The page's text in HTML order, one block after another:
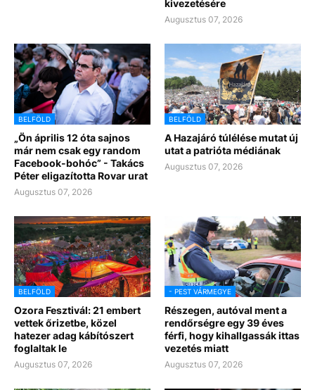
kivezetésére
Augusztus 07, 2026
BELFÖLD
„Ön április 12 óta sajnos
már nem csak egy random
Facebook-bohóc” - Takács
Péter eligazította Rovar urat
Augusztus 07, 2026
BELFÖLD
A Hazajáró túlélése mutat új
utat a patrióta médiának
Augusztus 07, 2026
BELFÖLD
Ozora Fesztivál: 21 embert
vettek őrizetbe, közel
hatezer adag kábítószert
foglaltak le
Augusztus 07, 2026
- PEST VÁRMEGYE
Részegen, autóval ment a
rendőrségre egy 39 éves
férfi, hogy kihallgassák ittas
vezetés miatt
Augusztus 07, 2026